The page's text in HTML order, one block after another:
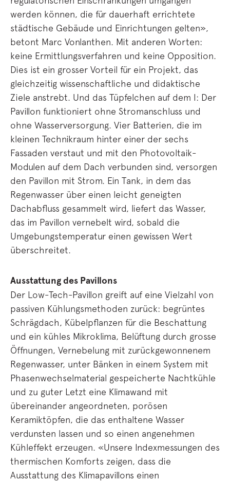
werden können, die für dauerhaft errichtete
städtische Gebäude und Einrichtungen gelten»,
betont Marc Vonlanthen. Mit anderen Worten:
keine Ermittlungsverfahren und keine Opposition.
Dies ist ein grosser Vorteil für ein Projekt, das
gleichzeitig wissenschaftliche und didaktische
Ziele anstrebt. Und das Tüpfelchen auf dem I: Der
Pavillon funktioniert ohne Stromanschluss und
ohne Wasserversorgung. Vier Batterien, die im
kleinen Technikraum hinter einer der sechs
Fassaden verstaut und mit den Photovoltaik-
Modulen auf dem Dach verbunden sind, versorgen
den Pavillon mit Strom. Ein Tank, in dem das
Regenwasser über einen leicht geneigten
Dachabfluss gesammelt wird, liefert das Wasser,
das im Pavillon vernebelt wird, sobald die
Umgebungstemperatur einen gewissen Wert
überschreitet.
Ausstattung des Pavillons
Der Low-Tech-Pavillon greift auf eine Vielzahl von
passiven Kühlungsmethoden zurück: begrüntes
Schrägdach, Kübelpflanzen für die Beschattung
und ein kühles Mikroklima, Belüftung durch grosse
Öffnungen, Vernebelung mit zurückgewonnenem
Regenwasser, unter Bänken in einem System mit
Phasenwechselmaterial gespeicherte Nachtkühle
und zu guter Letzt eine Klimawand mit
übereinander angeordneten, porösen
Keramiktöpfen, die das enthaltene Wasser
verdunsten lassen und so einen angenehmen
Kühleffekt erzeugen. «Unsere Indexmessungen des
thermischen Komforts zeigen, dass die
Ausstattung des Klimapavillons einen